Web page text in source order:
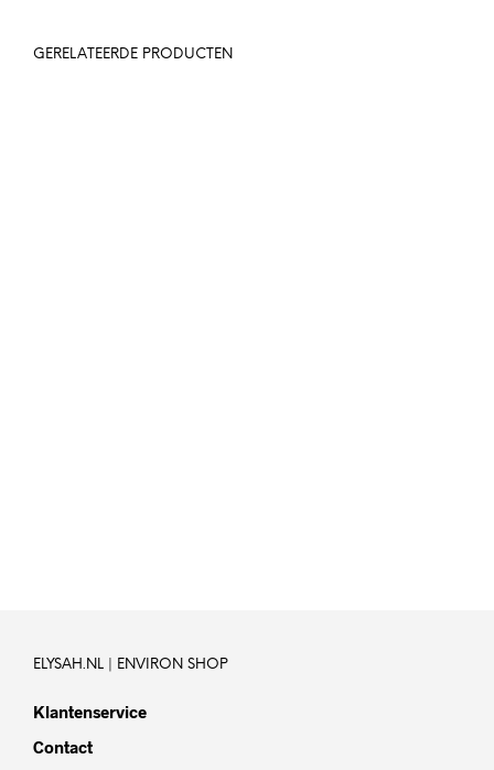
GERELATEERDE PRODUCTEN
ELYSAH.NL | ENVIRON SHOP
Klantenservice
Contact